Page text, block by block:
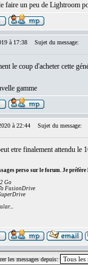
faire un peu de Lightroom
à 17:38 Sujet du message:
le coup d'acheter cette
gamme
à 22:44 Sujet du message:
etre finalement attendu le
perso sur le forum. Je préfère
Go
FusionDrive
les messages depuis: